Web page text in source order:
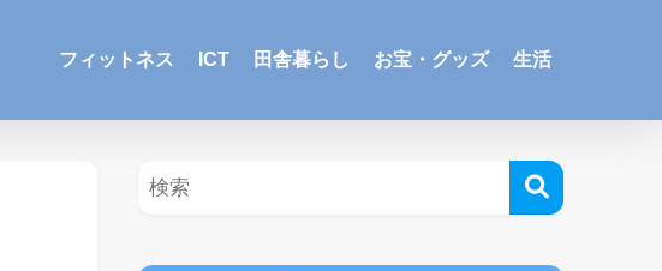
フィットネス ICT 田舎暮らし お宝・グッズ 生活